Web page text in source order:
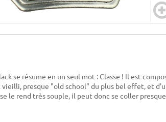
se résume en un seul mot : Classe ! Il est
presque "old school" du plus bel effet, et
le rend très souple, il peut donc se coller